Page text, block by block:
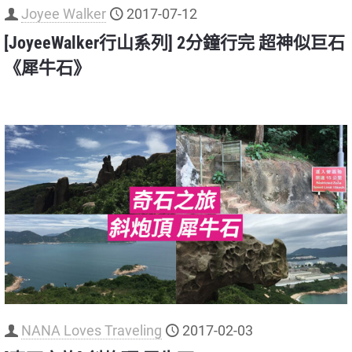
Joyee Walker 2017-07-12
[JoyeeWalker行山系列] 2分鐘行完 超神似巨石
《犀牛石》
NANA Loves Traveling 2017-02-03